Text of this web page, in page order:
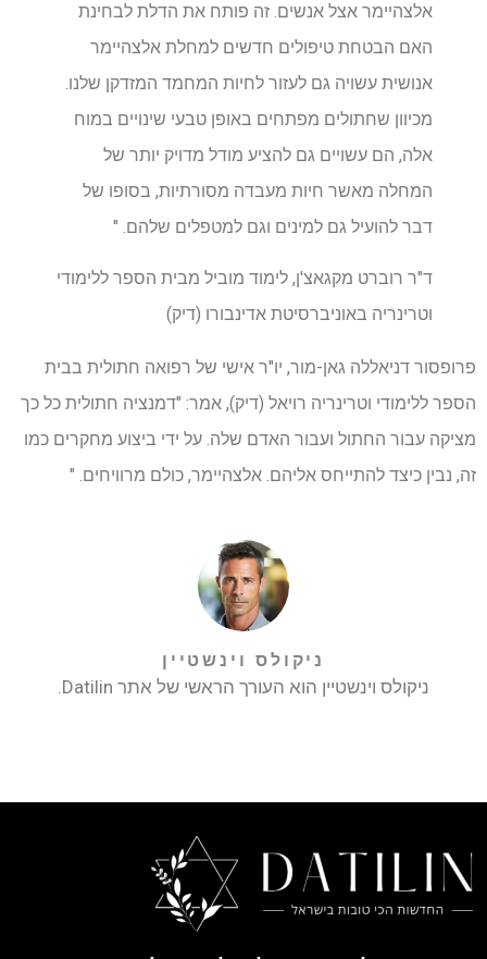
אלצהיימר אצל אנשים. זה פותח את הדלת לבחינת
האם הבטחת טיפולים חדשים למחלת אלצהיימר
אנושית עשויה גם לעזור לחיות המחמד המזדקן שלנו.
מכיוון שחתולים מפתחים באופן טבעי שינויים במוח
אלה, הם עשויים גם להציע מודל מדויק יותר של
המחלה מאשר חיות מעבדה מסורתיות, בסופו של
דבר להועיל גם למינים וגם למטפלים שלהם. "
ד"ר רוברט מקגאצ'ן, לימוד מוביל מבית הספר ללימודי
וטרינריה באוניברסיטת אדינבורו (דיק)
פרופסור דניאללה גאן-מור, יו"ר אישי של רפואה חתולית בבית
הספר ללימודי וטרינריה רויאל (דיק), אמר: "דמנציה חתולית כל כך
מציקה עבור החתול ועבור האדם שלה. על ידי ביצוע מחקרים כמו
זה, נבין כיצד להתייחס אליהם. אלצהיימר, כולם מרוויחים. "
ניקולס וינשטיין
ניקולס וינשטיין הוא העורך הראשי של אתר Datilin.